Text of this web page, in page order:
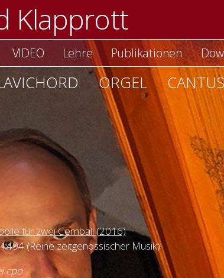
Klapprott
VIDEO Lehre Publikationen
ORGEL
für zwei Cembali (2016)
(Reihe zeitgenössischer Musik)
cpo